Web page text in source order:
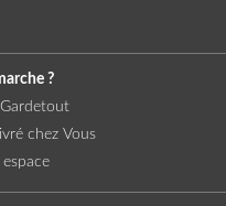
?
chez Vous